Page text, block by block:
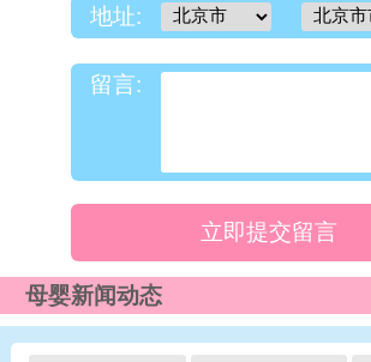
地址:
留言:
立即提交留言
母婴新闻动态